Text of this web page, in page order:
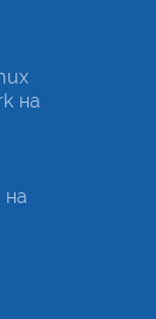
на
на